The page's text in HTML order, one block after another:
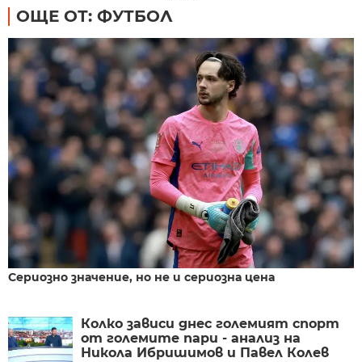
ОЩЕ ОТ: ФУТБОЛ
Сериозно значение, но не и сериозна цена
Колко зависи днес големият спорт
от големите пари - анализ на
Никола Ибришимов и Павел Колев